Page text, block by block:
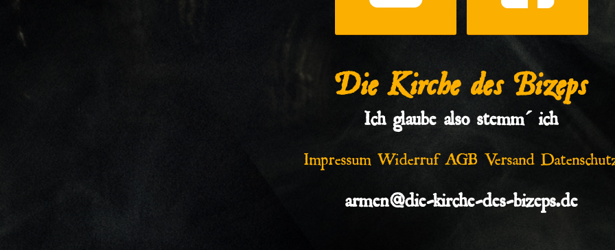
Die Kirche des Bizeps
Ich glaube also stemm´ ich
Impressum Widerruf AGB Versand
armen@die-kirche-des-bizeps.de